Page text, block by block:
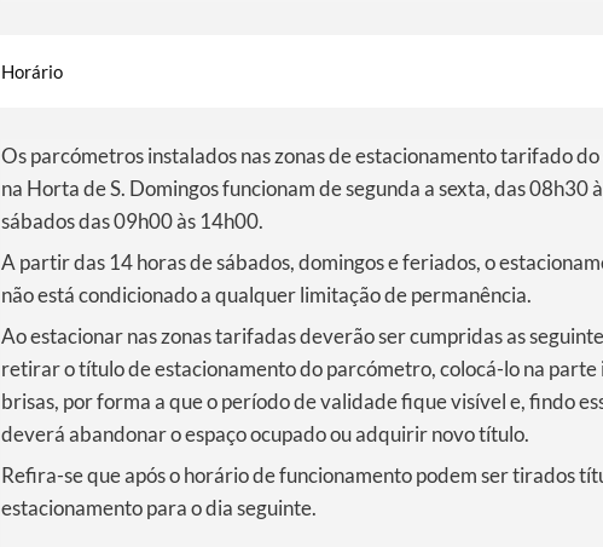
Horário
Os parcómetros instalados nas zonas de estacionamento tarifado
na Horta de S. Domingos funcionam de segunda a sexta, das 08h30
sábados das 09h00 às 14h00.
A partir das 14 horas de sábados, domingos e feriados, o
não está condicionado a qualquer limitação de permanência.
Ao estacionar nas zonas tarifadas deverão ser cumpridas as
retirar o título de estacionamento do parcómetro, colocá-lo na
brisas, por forma a que o período de validade fique visível e, findo
deverá abandonar o espaço ocupado ou adquirir novo título.
Refira-se que após o horário de funcionamento podem ser tirados
estacionamento para o dia seguinte.